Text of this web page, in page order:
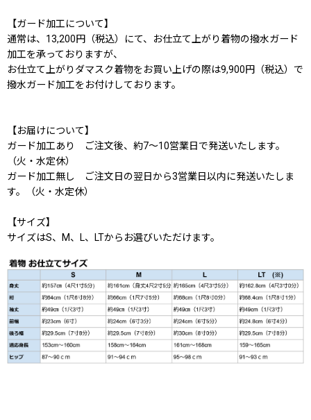
【ガード加工について】
通常は、13,200円（税込）にて、お仕立て上がり着物の撥水ガード
加工を承っておりますが、
お仕立て上がりダマスク着物をお買い上げの際は9,900円（税込）で
撥水ガード加工をお付けしております。
【お届けについて】
ガード加工あり ご注文後、約7〜10営業日で発送いたします。
（火・水定休）
ガード加工無し ご注文日の翌日から3営業日以内に発送いたしま
す。（火・水定休）
【サイズ】
サイズはS、M、L、LTからお選びいただけます。